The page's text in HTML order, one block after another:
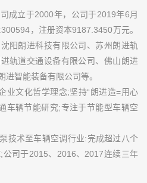
成立于2000年，公司于2019年6月
，注册资本9187.3450万元。
阳朗进科技有限公司、苏州朗进轨
轨道交通设备有限公司、佛山朗进
智能装备有限公司等。
业文化哲学理念;坚持“朗进造=用心
车辆节能研究;专注于节能型车辆空
技术至车辆空调行业:完成超过八个
司于2015、2016、2017连续三年